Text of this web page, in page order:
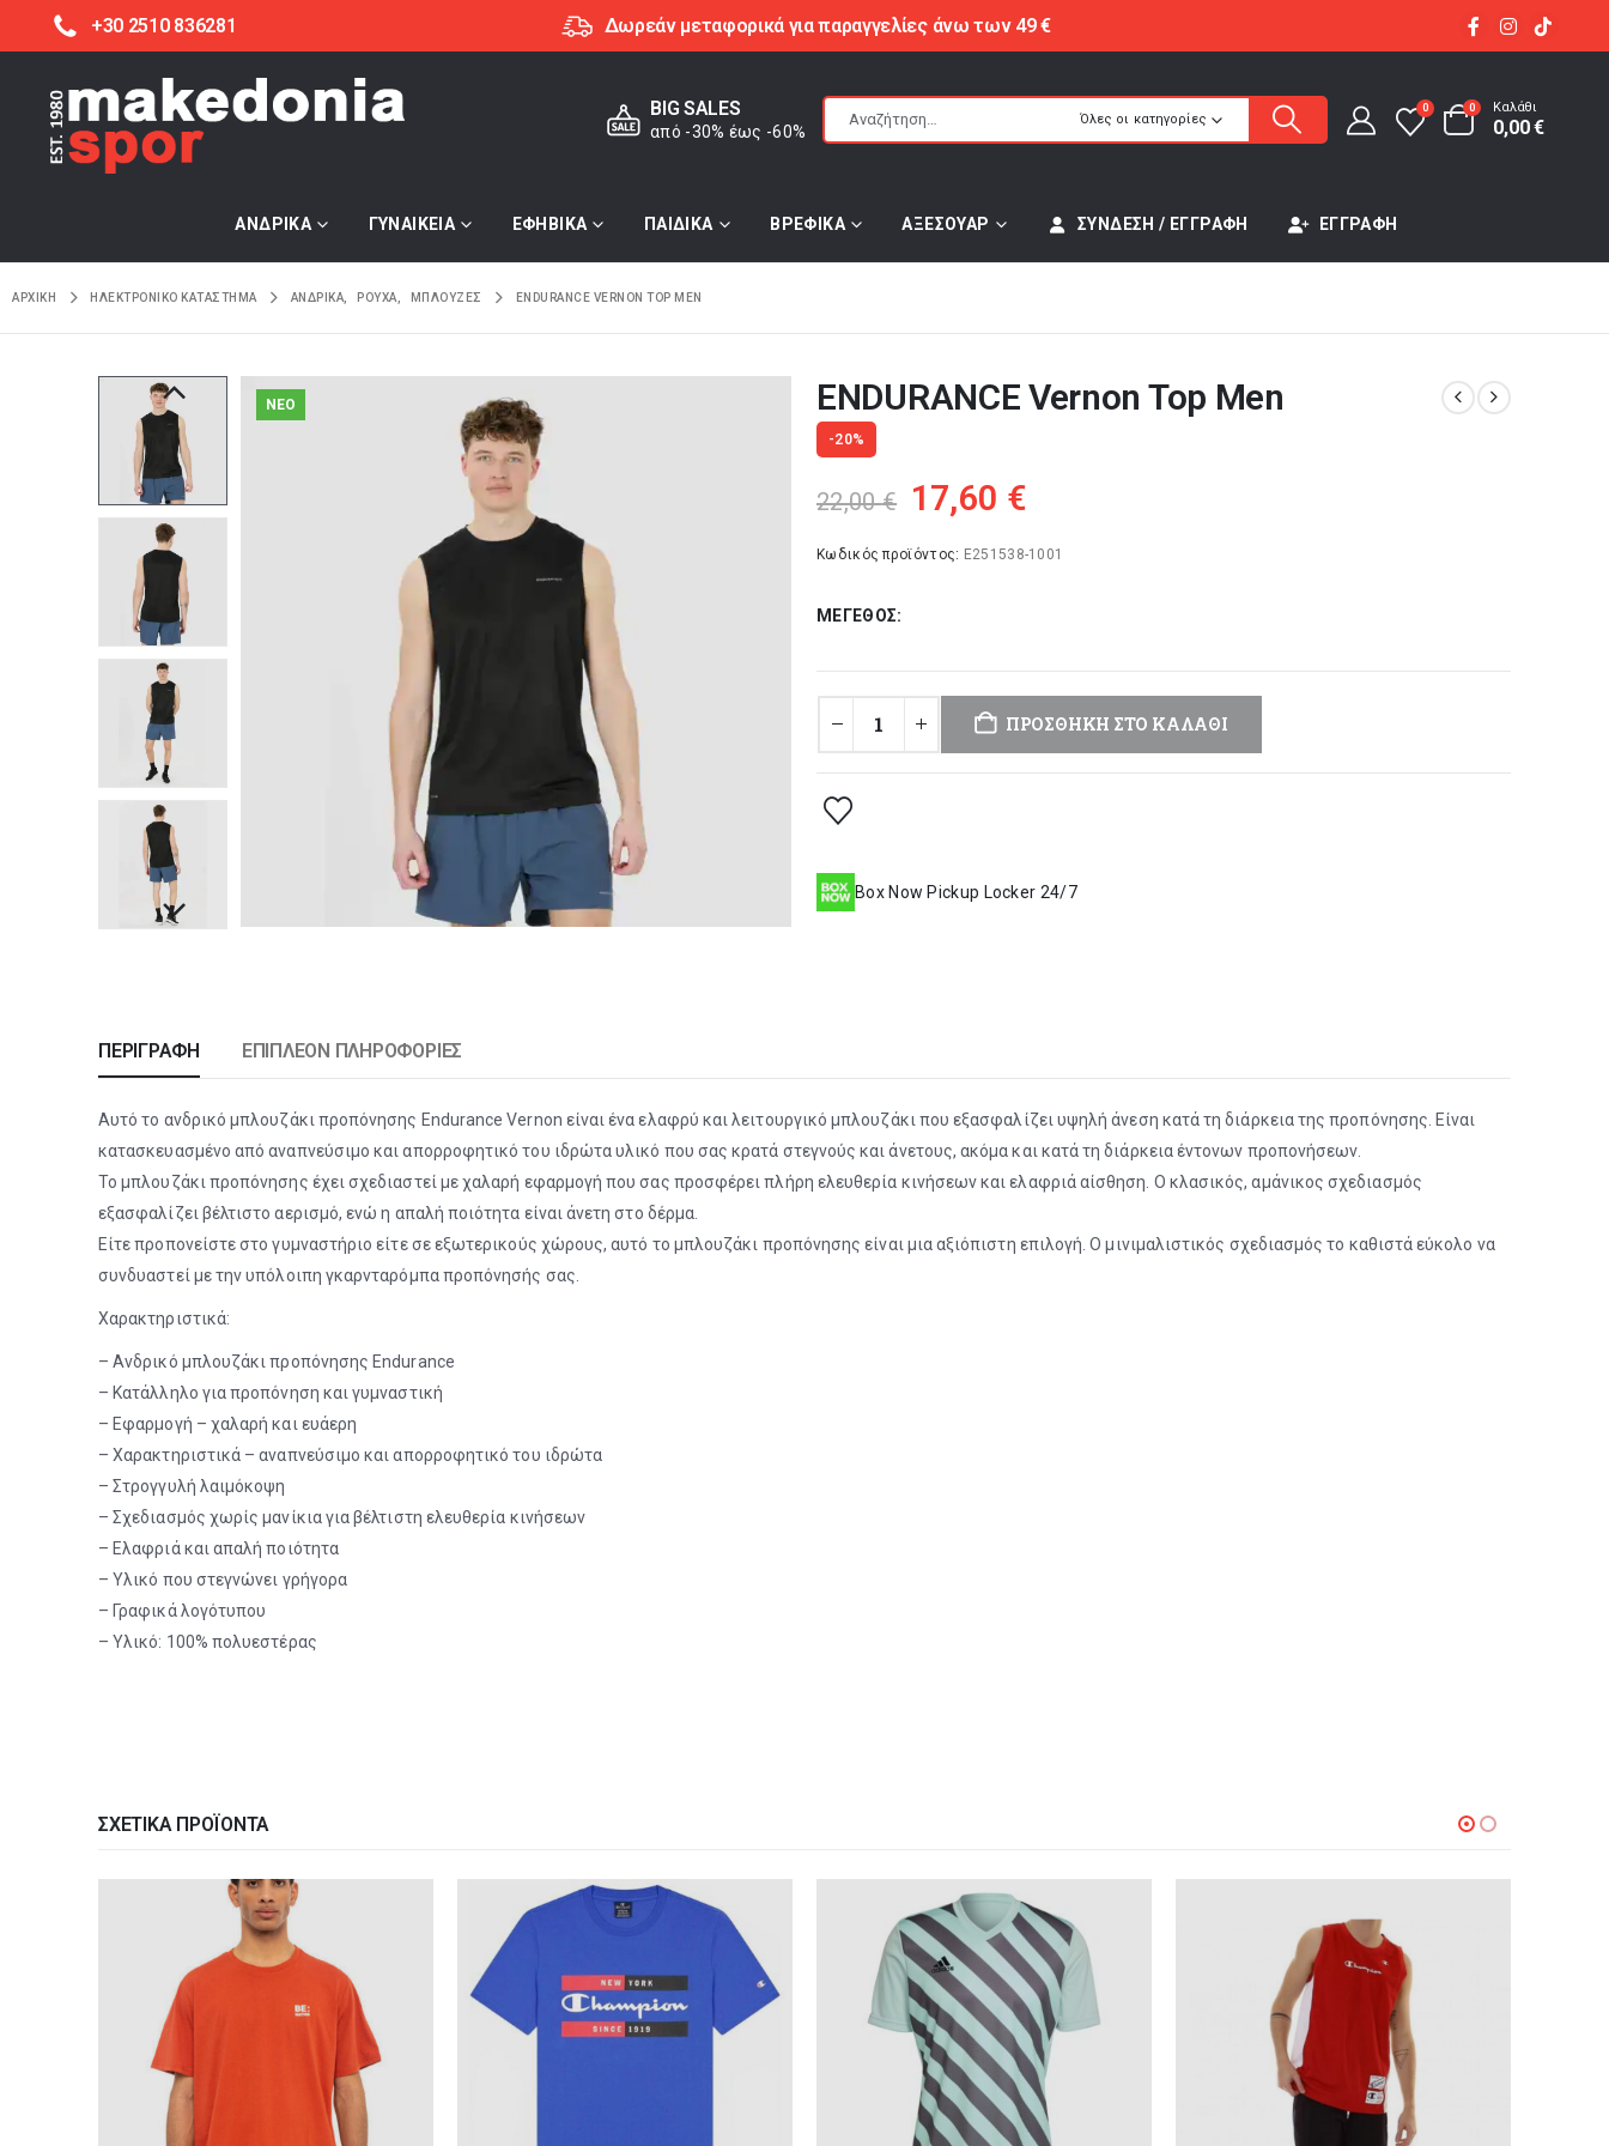
+30 2510 836281 Δωρεάν μεταφορικά για παραγγελίες άνω των 49 €
BIG SALES
από -30% έως -60%
Όλες οι κατηγορίες
0 0 Καλάθι
0,00€
ΑΝΔΡΙΚΑ ΓΥΝΑΙΚΕΙΑ ΕΦΗΒΙΚΑ ΠΑΙΔΙΚΑ ΒΡΕΦΙΚΑ ΑΞΕΣΟΥΑΡ ΣΎΝΔΕΣΗ / ΕΓΓΡΑΦΉ ΕΓΓΡΑΦΉ
ΑΡΧΙΚΉ ΗΛΕΚΤΡΟΝΙΚΌ ΚΑΤΆΣΤΗΜΑ ΑΝΔΡΙΚΑ ΡΟΥΧΑ ΜΠΛΟΥΖΕΣ ENDURANCE VERNON TOP MEN
NEO ENDURANCE Vernon Top Men
-20%
22,00€ Original
price
was:
17,60 €Η
τιμή
Κωδικός προϊόντος: E251538-1001
ΜΈΓΕΘΟΣ
ΠΡΟΣΘΉΚΗ ΣΤΟ ΚΑΛΆΘΙ
Box Now Pickup Locker 24/7
ΠΕΡΙΓΡΑΦΉ ΕΠΙΠΛΈΟΝ ΠΛΗΡΟΦΟΡΊΕΣ
Αυτό το ανδρικό μπλουζάκι προπόνησης Endurance Vernon είναι ένα ελαφρύ και λειτουργικό μπλουζάκι που εξασφαλίζει υψηλή άνεση κατά τη διάρκεια της προπόνησης. Είναι
κατασκευασμένο από αναπνεύσιμο και απορροφητικό του ιδρώτα υλικό που σας κρατά στεγνούς και άνετους, ακόμα και κατά τη διάρκεια έντονων προπονήσεων.
Το μπλουζάκι προπόνησης έχει σχεδιαστεί με χαλαρή εφαρμογή που σας προσφέρει πλήρη ελευθερία κινήσεων και ελαφριά αίσθηση. Ο κλασικός, αμάνικος σχεδιασμός
εξασφαλίζει βέλτιστο αερισμό, ενώ η απαλή ποιότητα είναι άνετη στο δέρμα.
Είτε προπονείστε στο γυμναστήριο είτε σε εξωτερικούς χώρους, αυτό το μπλουζάκι προπόνησης είναι μια αξιόπιστη επιλογή. Ο μινιμαλιστικός σχεδιασμός το καθιστά εύκολο να
συνδυαστεί με την υπόλοιπη γκαρνταρόμπα προπόνησής σας.
Χαρακτηριστικά:
– Ανδρικό μπλουζάκι προπόνησης Endurance
– Κατάλληλο για προπόνηση και γυμναστική
– Εφαρμογή – χαλαρή και ευάερη
– Χαρακτηριστικά – αναπνεύσιμο και απορροφητικό του ιδρώτα
– Στρογγυλή λαιμόκοψη
– Σχεδιασμός χωρίς μανίκια για βέλτιστη ελευθερία κινήσεων
– Ελαφριά και απαλή ποιότητα
– Υλικό που στεγνώνει γρήγορα
– Γραφικά λογότυπου
– Υλικό: 100% πολυεστέρας
ΣΧΕΤΙΚΆ ΠΡΟΪΌΝΤΑ